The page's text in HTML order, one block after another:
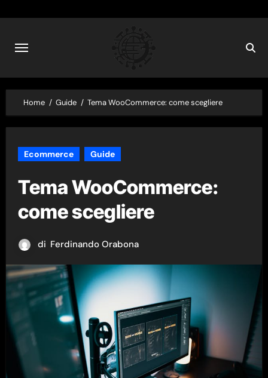
content
Home Guide Tema WooCommerce: come scegliere
Ecommerce Guide
Tema WooCommerce:
come scegliere
di Ferdinando Orabona